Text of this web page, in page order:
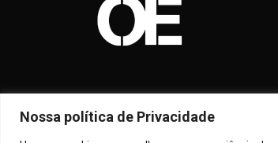
Nossa política de Privacidade